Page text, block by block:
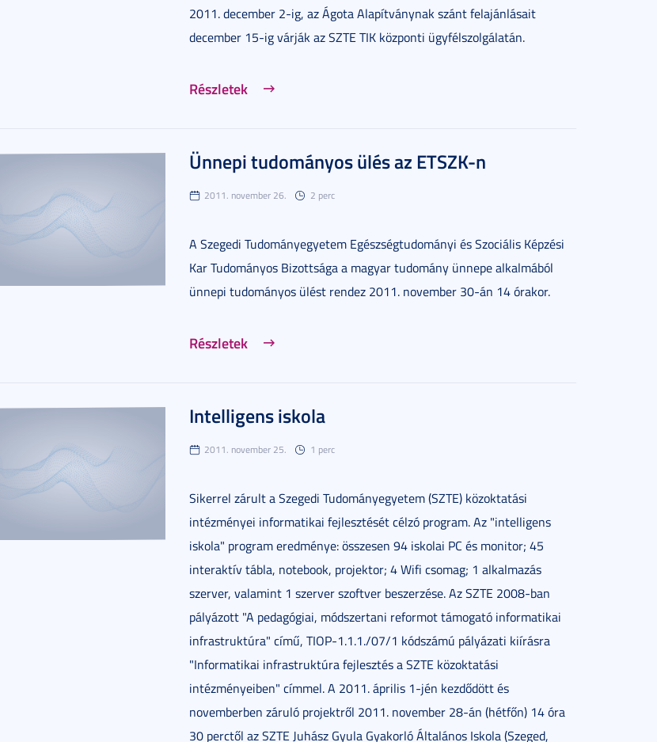
2011. december 2-ig, az Ágota Alapítványnak szánt felajánlásait
december 15-ig várják az SZTE TIK központi ügyfélszolgálatán.
Részletek
Ünnepi tudományos ülés az ETSZK-n
2011. november 26. 2 perc
A Szegedi Tudományegyetem Egészségtudományi és Szociális Képzési
Kar Tudományos Bizottsága a magyar tudomány ünnepe alkalmából
ünnepi tudományos ülést rendez 2011. november 30-án 14 órakor.
Részletek
Intelligens iskola
2011. november 25. 1 perc
Sikerrel zárult a Szegedi Tudományegyetem (SZTE) közoktatási
intézményei informatikai fejlesztését célzó program. Az "intelligens
iskola" program eredménye: összesen 94 iskolai PC és monitor; 45
interaktív tábla, notebook, projektor; 4 Wifi csomag; 1 alkalmazás
szerver, valamint 1 szerver szoftver beszerzése. Az SZTE 2008-ban
pályázott "A pedagógiai, módszertani reformot támogató informatikai
infrastruktúra" című, TIOP-1.1.1./07/1 kódszámú pályázati kiírásra
"Informatikai infrastruktúra fejlesztés a SZTE közoktatási
intézményeiben" címmel. A 2011. április 1-jén kezdődött és
novemberben záruló projektről 2011. november 28-án (hétfőn) 14 óra
30 perctől az SZTE Juhász Gyula Gyakorló Általános Iskola (Szeged,